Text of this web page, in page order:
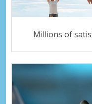
Millions of